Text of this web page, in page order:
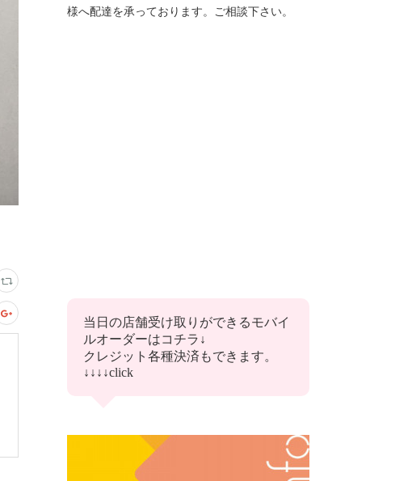
様へ配達を承っております。ご相談下さい。